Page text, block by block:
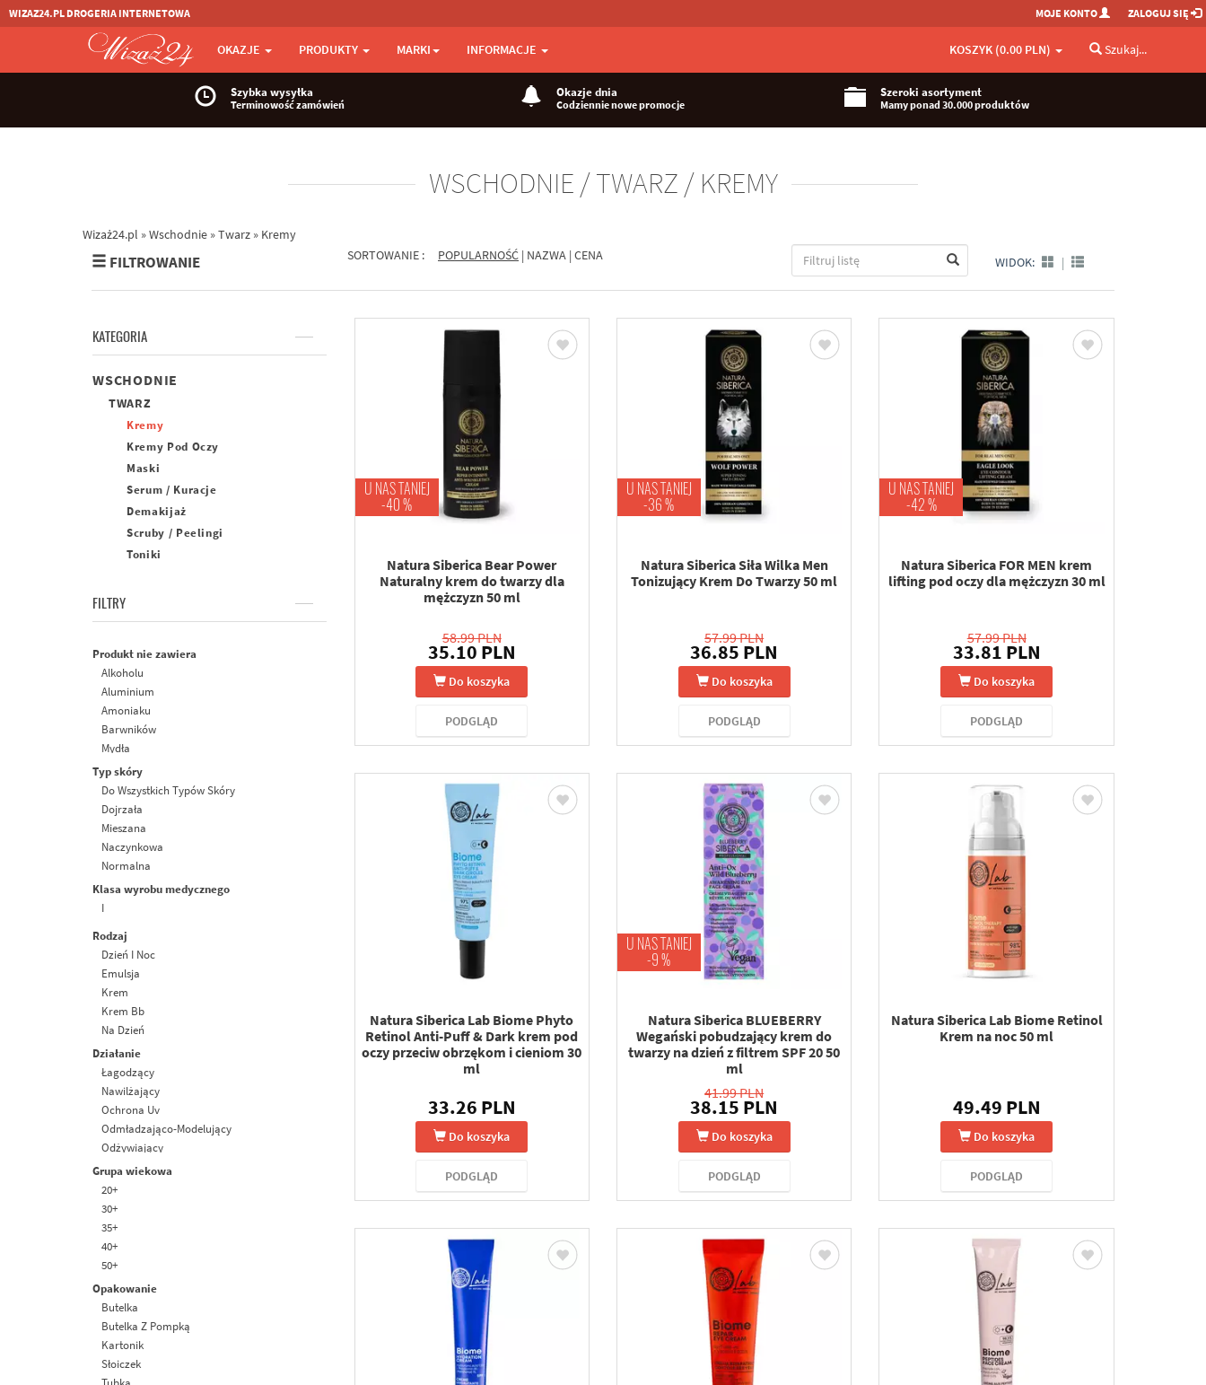
WIZAZ24.PL DROGERIA INTERNETOWA MOJE KONTO ZALOGUJ SIĘ
OKAZJE PRODUKTY MARKI INFORMACJE KOSZYK (0.00 PLN) Szukaj...
Szybka wysyłka
Terminowość zamówień
Okazje dnia
Codziennie nowe promocje
Szeroki asortyment
Mamy ponad 30.000 produktów
WSCHODNIE / TWARZ / KREMY
Wizaż24.pl »Wschodnie »Twarz » Kremy
FILTROWANIE SORTOWANIE : POPULARNOŚĆ | NAZWA | CENA WIDOK: |
KATEGORIA
WSCHODNIE
TWARZ
Kremy
Kremy Pod Oczy
Maski
Serum / Kuracje
Demakijaż
Scruby / Peelingi
Toniki
FILTRY
Produkt nie zawiera
Alkoholu
Aluminium
Amoniaku
Barwników
Mydła
Olejów Mineralnych
Parabenów
Parafiny
Peg
Siarczanów
Silikonów
Substancji Zapachowych
Typ skóry
Do Wszystkich Typów Skóry
Dojrzała
Mieszana
Naczynkowa
Normalna
Problematyczna
Sucha
Wrażliwa
Klasa wyrobu medycznego
I
Rodzaj
Dzień I Noc
Emulsja
Krem
Krem Bb
Na Dzień
Na Noc
Działanie
Łagodzący
Nawilżający
Ochrona Uv
Odmładzająco-Modelujący
Odżywiający
Przeciw Niedoskonałościom
Przeciw Przebarwieniom
Przeciwstarzeniowy
Rozświetlający
Ujędrniający
Wielozadaniowy
Grupa wiekowa
20+
30+
35+
40+
50+
60+
70+
Uniwersalny
Opakowanie
Butelka
Butelka Z Pompką
Kartonik
Słoiczek
U NAS TANIEJ
-40 %
Natura Siberica Bear Power
Naturalny krem do twarzy dla
mężczyzn 50 ml
58.99 PLN
35.10 PLN
Do koszyka
PODGLĄD
U NAS TANIEJ
-36 %
Natura Siberica Siła Wilka Men
Tonizujący Krem Do Twarzy 50 ml
57.99 PLN
36.85 PLN
Do koszyka
PODGLĄD
U NAS TANIEJ
-42 %
Natura Siberica FOR MEN krem
lifting pod oczy dla mężczyzn 30 ml
57.99 PLN
33.81 PLN
Do koszyka
PODGLĄD
Natura Siberica Lab Biome Phyto
Retinol Anti-Puff & Dark krem pod
oczy przeciw obrzękom i cieniom 30
ml
33.26 PLN
Do koszyka
PODGLĄD
U NAS TANIEJ
-9 %
Natura Siberica BLUEBERRY
Wegański pobudzający krem do
twarzy na dzień z filtrem SPF 20 50
ml
41.99 PLN
38.15 PLN
Do koszyka
PODGLĄD
Natura Siberica Lab Biome Retinol
Krem na noc 50 ml
49.49 PLN
Do koszyka
PODGLĄD